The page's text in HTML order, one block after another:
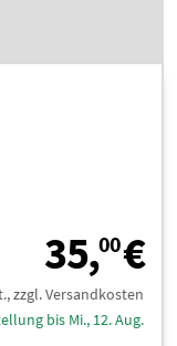
35,00€
zzgl. Versandkosten
bis Mi., 12. Aug.